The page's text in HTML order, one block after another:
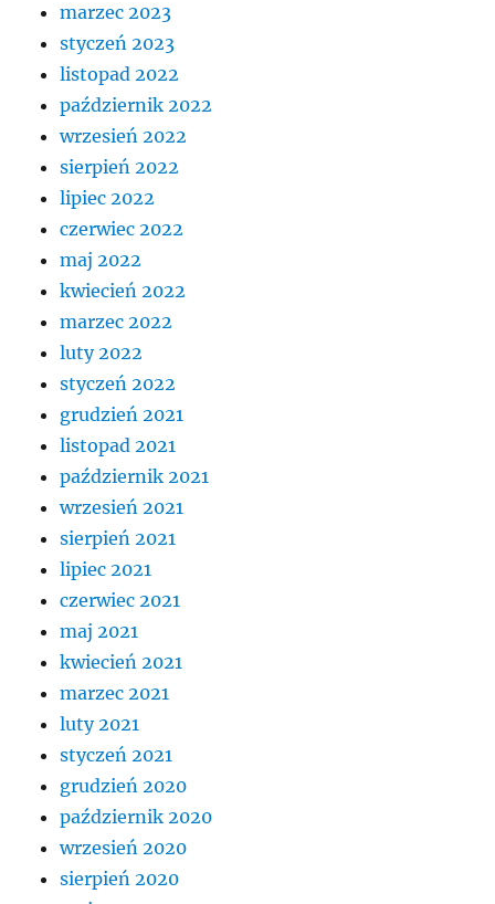
marzec 2023
styczeń 2023
listopad 2022
październik 2022
wrzesień 2022
sierpień 2022
lipiec 2022
czerwiec 2022
maj 2022
kwiecień 2022
marzec 2022
luty 2022
styczeń 2022
grudzień 2021
listopad 2021
październik 2021
wrzesień 2021
sierpień 2021
lipiec 2021
czerwiec 2021
maj 2021
kwiecień 2021
marzec 2021
luty 2021
styczeń 2021
grudzień 2020
październik 2020
wrzesień 2020
sierpień 2020